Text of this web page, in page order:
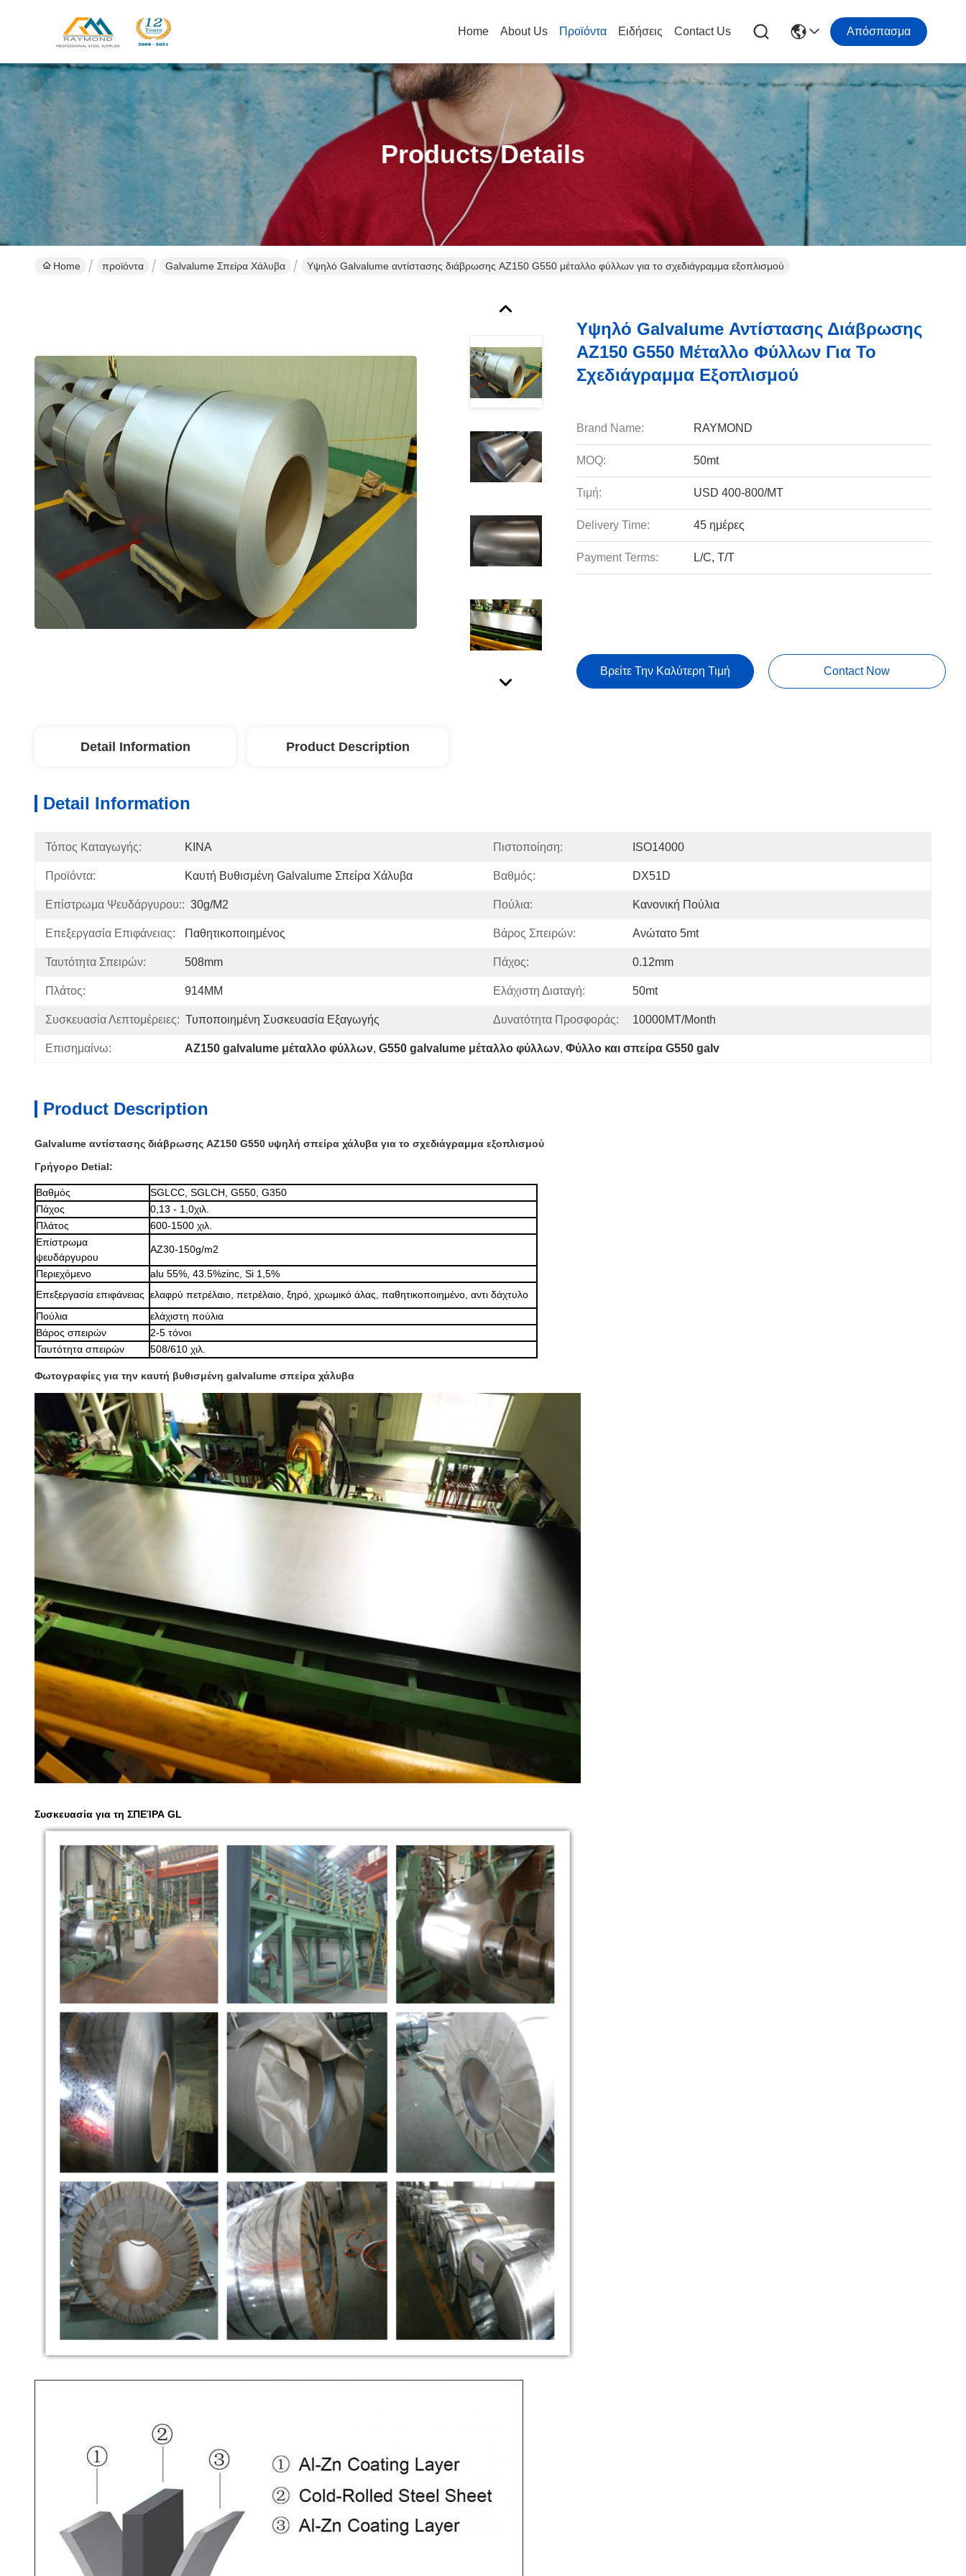
Home About Us Προϊόντα Ειδήσεις Contact Us Απόσπασμα
Products Details
Home προϊόντα Galvalume Σπείρα Χάλυβα Υψηλό Galvalume αντίστασης διάβρωσης AZ150 G550 μέταλλο φύλλων για το σχεδιάγραμμα εξοπλισμού
Υψηλό Galvalume Αντίστασης Διάβρωσης
AZ150 G550 Μέταλλο Φύλλων Για Το
Σχεδιάγραμμα Εξοπλισμού
Brand Name: RAYMOND
MOQ: 50mt
Τιμή: USD 400-800/MT
Delivery Time: 45 ημέρες
Payment Terms: L/C, T/T
Βρείτε Την Καλύτερη Τιμή Contact Now
Detail Information Product Description
Detail Information
Τόπος Καταγωγής: ΚΙΝΑ Πιστοποίηση: ISO14000
Προϊόντα: Καυτή Βυθισμένη Galvalume Σπείρα Χάλυβα Βαθμός: DX51D
Επίστρωμα Ψευδάργυρου:: 30g/m2 Πούλια: Κανονική Πούλια
Επεξεργασία Επιφάνειας: Παθητικοποιημένος Βάρος Σπειρών: Ανώτατο 5mt
Ταυτότητα Σπειρών: 508mm Πάχος: 0.12mm
Πλάτος: 914MM Ελάχιστη Διαταγή: 50mt
Συσκευασία Λεπτομέρειες: Τυποποιημένη Συσκευασία Εξαγωγής Δυνατότητα Προσφοράς: 10000MT/month
Επισημαίνω: AZ150 galvalume μέταλλο φύλλων, G550 galvalume μέταλλο φύλλων, Φύλλο και σπείρα G550 galv
Product Description
Galvalume αντίστασης διάβρωσης AZ150 G550 υψηλή σπείρα χάλυβα για το σχεδιάγραμμα εξοπλισμού
Γρήγορο Detial:
Βαθμός
SGLCC, SGLCH, G550, G350
Πάχος
0,13 - 1,0χιλ.
Πλάτος
600-1500 χιλ.
Επίστρωμα
ψευδάργυρου
AZ30-150g/m2
Περιεχόμενο
alu 55%, 43.5%zinc, Si 1,5%
Επεξεργασία επιφάνειας ελαφρύ πετρέλαιο, πετρέλαιο, ξηρό, χρωμικό άλας, παθητικοποιημένο, αντι δάχτυλο
Πούλια
ελάχιστη πούλια
Βάρος σπειρών
2-5 τόνοι
Ταυτότητα σπειρών
508/610 χιλ.
Φωτογραφίες για την καυτή βυθισμένη galvalume σπείρα χάλυβα
Συσκευασία για τη ΣΠΕΊΡΑ GL